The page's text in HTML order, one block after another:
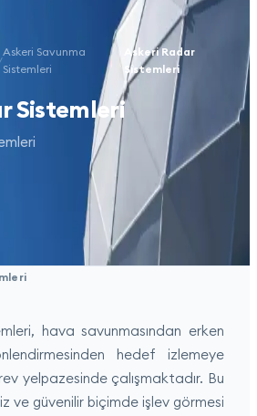
İletişime Geçin
/
Askeri Savunma
Sistemleri
/
Askeri Radar
Sistemleri
Sistemleri
hava savunmasından erken
hedef izlemeye
yelpazesinde çalışmaktadır. Bu
ve güvenilir biçimde işlev görmesi